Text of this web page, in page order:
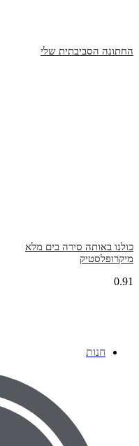
החתונה הסביבתית שלי
כולנו באותה סירה בים מלא
מיקרופלסטיק
חנות